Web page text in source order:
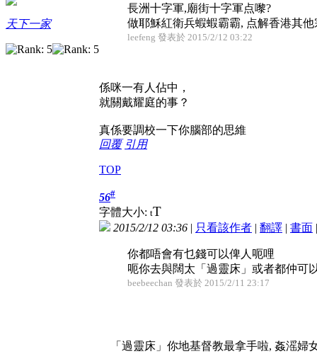
天下一家
長洲十字軍,廟街十字軍点嚟?
做耶穌紅衛兵蝦蝦霸霸, 点解香港其他
leefeng 發表於 2015/2/12 03:22
係咪一有人佔中，
就關戴耀庭的事？
真係要調校一下你腦部的思維
回覆 引用
TOP
56#
字體大小: tT
2015/2/12 03:36 | 只看該作者 | 翻譯 | 書面
你都唔會有乜錢可以俾人呃哩
呃你去與闊太「過靈床」或者都仲可
beebeechan 發表於 2015/2/11 23:17
「過靈床」你地基督教最拿手啦, 姦滛婦